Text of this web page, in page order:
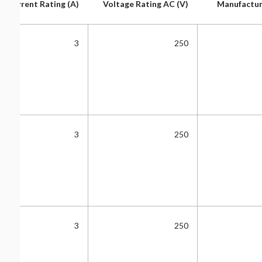
Voltage Rating AC (V)
Current Rating (A) Voltage Rating AC (V)
Current Rating (A)
250
3
250
3
250
3